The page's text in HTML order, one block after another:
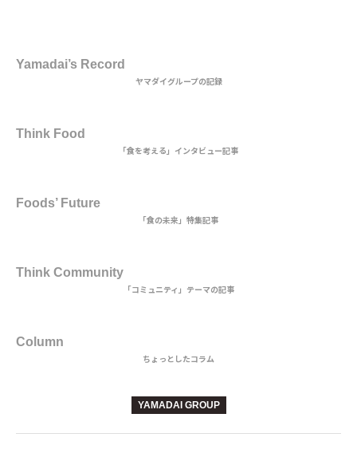
Yamadai’s Record
ヤマダイグループの記録
Think Food
「食を考える」インタビュー記事
Foods’ Future
「食の未来」特集記事
Think Community
「コミュニティ」テーマの記事
Column
ちょっとしたコラム
YAMADAI GROUP